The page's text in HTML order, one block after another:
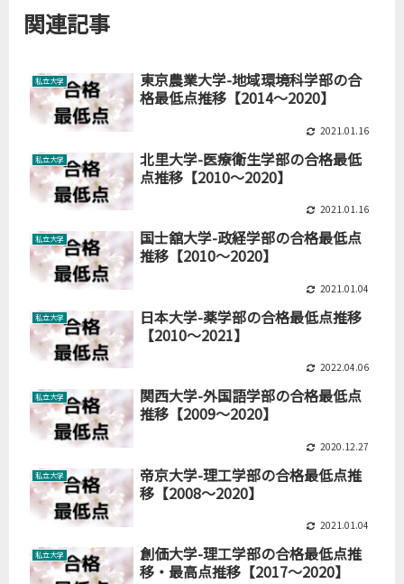
関連記事
私立大学
東京農業大学-地域環境科学部の合
格最低点推移【2014～2020】
2021.01.16
私立大学
北里大学-医療衛生学部の合格最低
点推移【2010～2020】
2021.01.16
私立大学
国士舘大学-政経学部の合格最低点
推移【2010～2020】
2021.01.04
私立大学
日本大学-薬学部の合格最低点推移
【2010～2021】
2022.04.06
私立大学
関西大学-外国語学部の合格最低点
推移【2009～2020】
2020.12.27
私立大学
帝京大学-理工学部の合格最低点推
移【2008～2020】
2021.01.04
私立大学
創価大学-理工学部の合格最低点推
移・最高点推移【2017～2020】